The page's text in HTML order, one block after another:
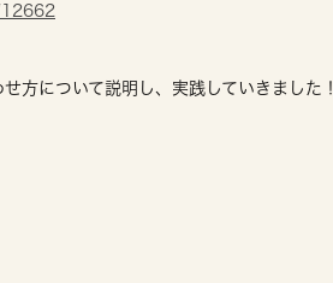
方について説明し、実践していきました！